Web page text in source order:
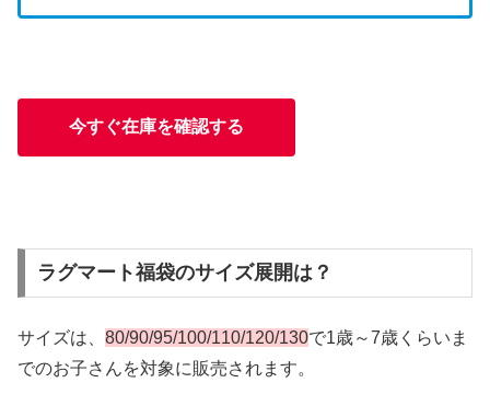
今すぐ在庫を確認する
ラグマート福袋のサイズ展開は？
サイズは、 80/90/95/100/110/120/130で1歳～7歳くらいま
でのお子さんを対象に販売されます。